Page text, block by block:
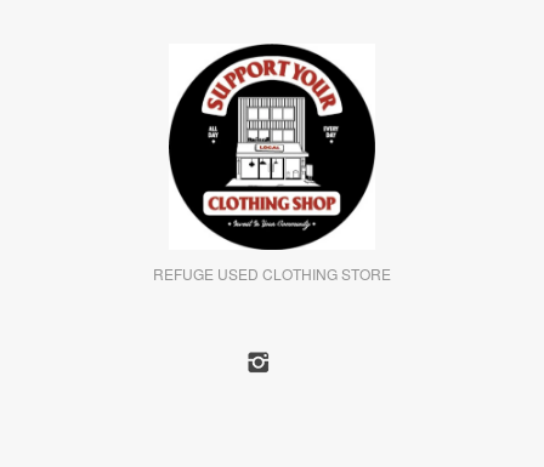
REFUGE USED CLOTHING STORE